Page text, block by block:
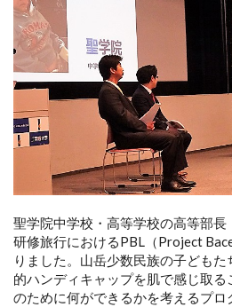
聖学院中学校・高等学校の高等部長
研修旅行におけるPBL（Project
りました。山岳少数民族の子ども
的ハンディキャップを肌で感じ取る
のために何ができるかを考えるプロ